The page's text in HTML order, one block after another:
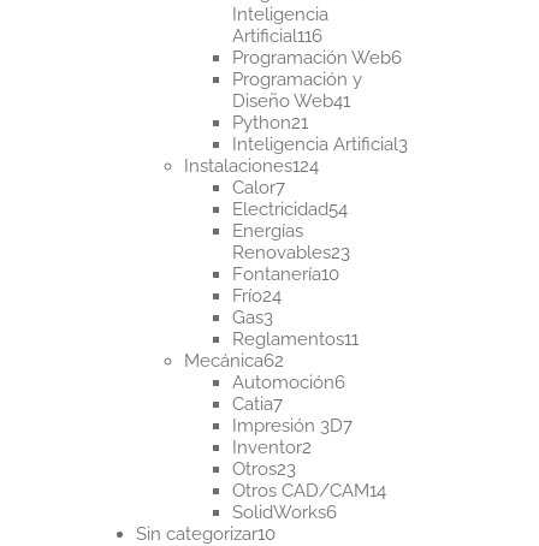
Inteligencia
Artificial116116
productos
Programación Web66
Programación y
Diseño Web4141
Python2121
productos
Inteligencia Artificial33
Instalaciones124124
Calor77
productos
Electricidad5454
Energías
Renovables2323
Fontanería1010
Frío2424
Gas33
productos
Reglamentos1111
Mecánica6262
productos
Automoción66
Catia77
productos
Impresión 3D77
Inventor22
Otros2323
productos
Otros CAD/CAM1414
SolidWorks66
Sin categorizar1010